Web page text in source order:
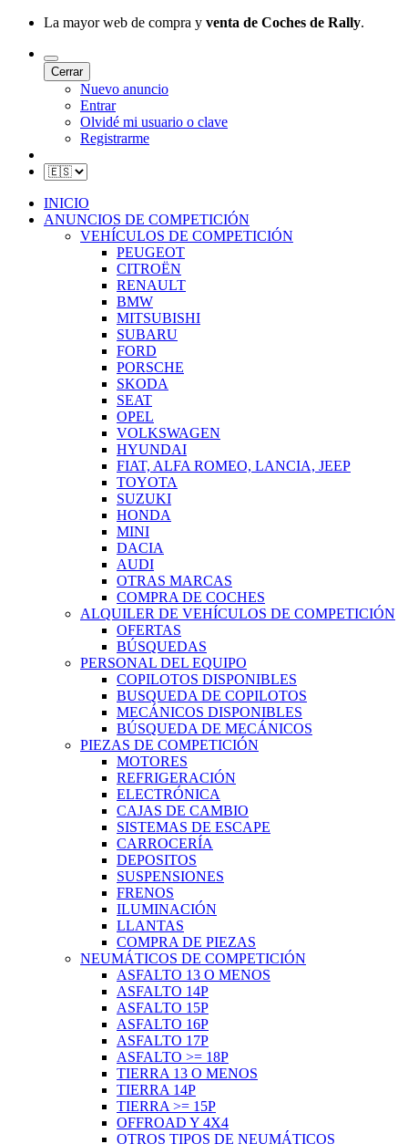
La mayor web de compra y venta de Coches de Rally.
Cerrar
Nuevo anuncio
Entrar
Olvidé mi usuario o clave
Registrarme
INICIO
ANUNCIOS DE COMPETICIÓN
VEHÍCULOS DE COMPETICIÓN
PEUGEOT
CITROËN
RENAULT
BMW
MITSUBISHI
SUBARU
FORD
PORSCHE
SKODA
SEAT
OPEL
VOLKSWAGEN
HYUNDAI
FIAT, ALFA ROMEO, LANCIA, JEEP
TOYOTA
SUZUKI
HONDA
MINI
DACIA
AUDI
OTRAS MARCAS
COMPRA DE COCHES
ALQUILER DE VEHÍCULOS DE COMPETICIÓN
OFERTAS
BÚSQUEDAS
PERSONAL DEL EQUIPO
COPILOTOS DISPONIBLES
BUSQUEDA DE COPILOTOS
MECÁNICOS DISPONIBLES
BÚSQUEDA DE MECÁNICOS
PIEZAS DE COMPETICIÓN
MOTORES
REFRIGERACIÓN
ELECTRÓNICA
CAJAS DE CAMBIO
SISTEMAS DE ESCAPE
CARROCERÍA
DEPOSITOS
SUSPENSIONES
FRENOS
ILUMINACIÓN
LLANTAS
COMPRA DE PIEZAS
NEUMÁTICOS DE COMPETICIÓN
ASFALTO 13 O MENOS
ASFALTO 14P
ASFALTO 15P
ASFALTO 16P
ASFALTO 17P
ASFALTO >= 18P
TIERRA 13 O MENOS
TIERRA 14P
TIERRA >= 15P
OFFROAD Y 4X4
OTROS TIPOS DE NEUMÁTICOS